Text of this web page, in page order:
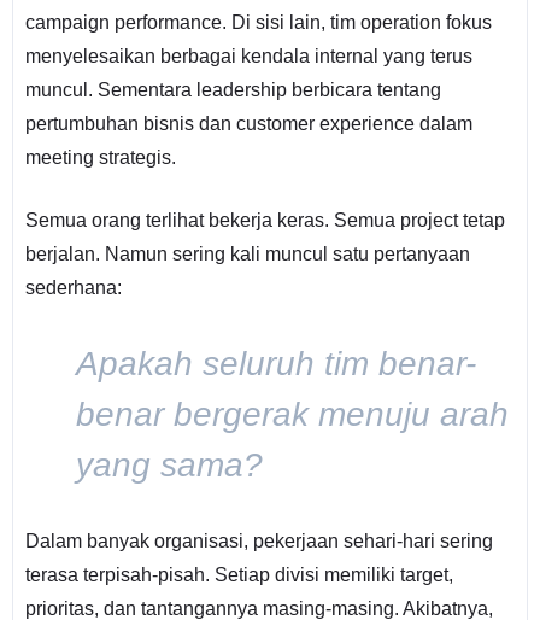
campaign performance. Di sisi lain, tim operation fokus
menyelesaikan berbagai kendala internal yang terus
muncul. Sementara leadership berbicara tentang
pertumbuhan bisnis dan customer experience dalam
meeting strategis.
Semua orang terlihat bekerja keras. Semua project tetap
berjalan. Namun sering kali muncul satu pertanyaan
sederhana:
Apakah seluruh tim benar-
benar bergerak menuju arah
yang sama?
Dalam banyak organisasi, pekerjaan sehari-hari sering
terasa terpisah-pisah. Setiap divisi memiliki target,
prioritas, dan tantangannya masing-masing. Akibatnya,